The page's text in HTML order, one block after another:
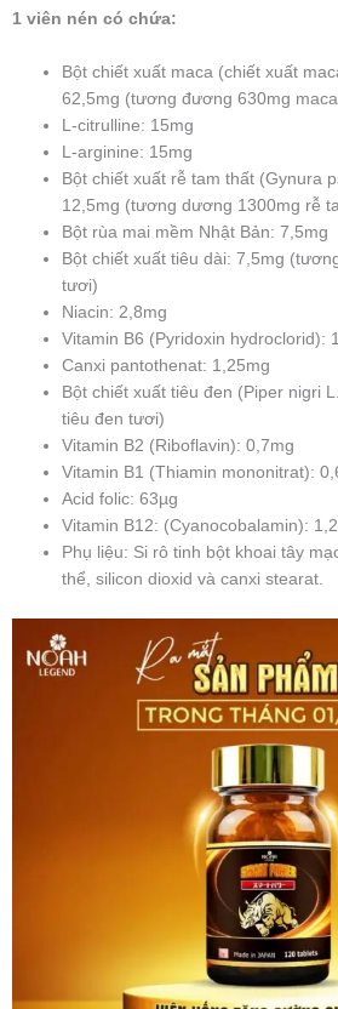
1 viên nén có chứa:
Bột chiết xuất maca (chiết xuất
62,5mg (tương đương 630mg
L-citrulline: 15mg
L-arginine: 15mg
Bột chiết xuất rễ tam thất (Gynura
12,5mg (tương dương 1300mg rễ
Bột rùa mai mềm Nhật Bản: 7,5mg
Bột chiết xuất tiêu dài: 7,5mg
tươi)
Niacin: 2,8mg
Vitamin B6 (Pyridoxin hydroclorid):
Canxi pantothenat: 1,25mg
Bột chiết xuất tiêu đen (Piper nigri
tiêu đen tươi)
Vitamin B2 (Riboflavin): 0,7mg
Vitamin B1 (Thiamin mononitrat):
Acid folic: 63µg
Vitamin B12: (Cyanocobalamin):
Phụ liệu: Si rô tinh bột khoai tây
thể, silicon dioxid và canxi stearat.